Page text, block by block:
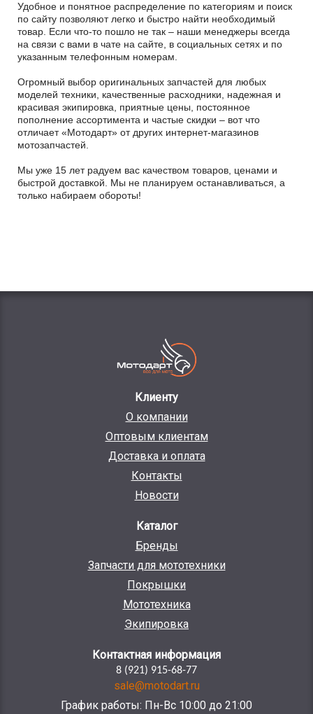
Удобное и понятное распределение по категориям и поиск
по сайту позволяют легко и быстро найти необходимый
товар. Если что-то пошло не так – наши менеджеры всегда
на связи с вами в чате на сайте, в социальных сетях и по
указанным телефонным номерам.
Огромный выбор оригинальных запчастей для любых
моделей техники, качественные расходники, надежная и
красивая экипировка, приятные цены, постоянное
пополнение ассортимента и частые скидки – вот что
отличает «Мотодарт» от других интернет-магазинов
мотозапчастей.
Мы уже 15 лет радуем вас качеством товаров, ценами и
быстрой доставкой. Мы не планируем останавливаться, а
только набираем обороты!
Клиенту
О компании
Оптовым клиентам
Доставка и оплата
Контакты
Новости
Каталог
Бренды
Запчасти для мототехники
Покрышки
Мототехника
Экипировка
Контактная информация
8 (921) 915-68-77
sale@motodart.ru
График работы: Пн-Вс 10:00 до 21:00